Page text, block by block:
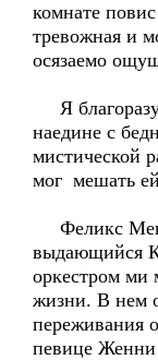
комнате
тревожная и
осязаемо
Я
наедине с
мистической
мог мешать
Феликс
выдающийся
оркестром ми
жизни. В нем
переживания
певице Женни